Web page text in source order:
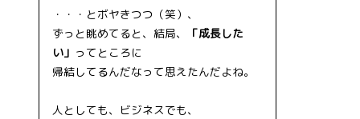
・・・とボヤきつつ（笑）、
ずっと眺めてると、結局、
「成長した
い」 ってところに
帰結してるんだなって思えたんだよね。
人としても、ビジネスでも、